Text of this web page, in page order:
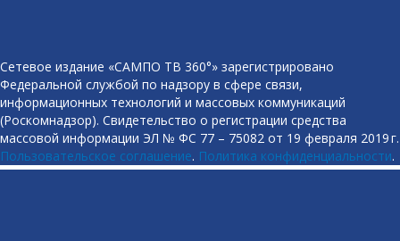
Сетевое издание «САМПО ТВ 360°» зарегистрировано
Федеральной службой по надзору в сфере связи,
информационных технологий и массовых коммуникаций
(Роскомнадзор). Свидетельство о регистрации средства
массовой информации ЭЛ № ФС 77 – 75082 от 19 февраля 2019 г.
Пользовательское соглашение. Политика конфиденциальности.